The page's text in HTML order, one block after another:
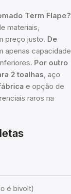
Term Flape?
materiais,
preço justo. De
apenas capacidade
Por outro
2 toalhas, aço
e opção de
raros na
é bivolt)